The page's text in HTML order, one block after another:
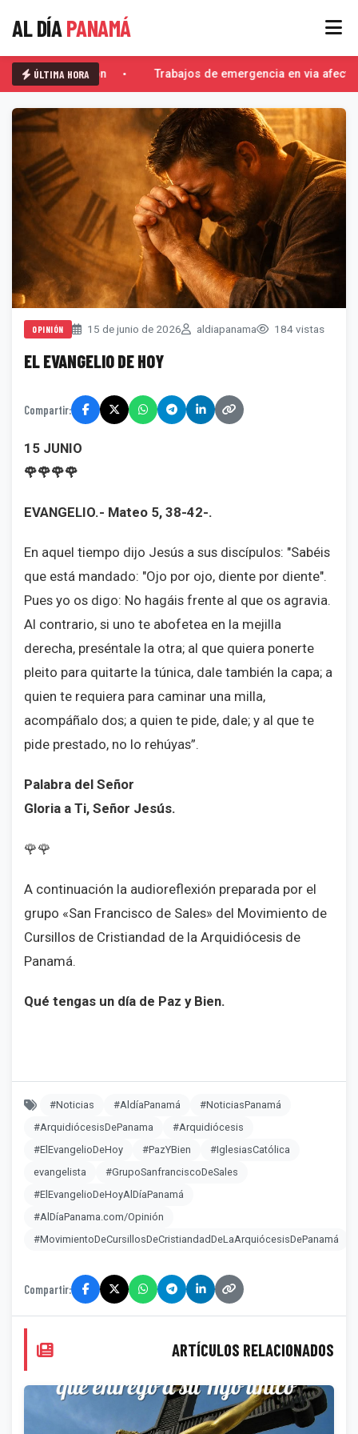
AL DÍAPANAMÁ
ÚLTIMA HORA
El Escorpión Trabajos de emergencia en via
OPINIÓN 15 de junio de 2026 aldiapanama 184 vistas
EL EVANGELIO DE HOY
Compartir:
15 JUNIO
🌹🌹🌹🌹
EVANGELIO.- Mateo 5, 38-42-.
En aquel tiempo dijo Jesús a sus discípulos: "Sabéis
que está mandado: "Ojo por ojo, diente por diente".
Pues yo os digo: No hagáis frente al que os agravia.
Al contrario, si uno te abofetea en la mejilla
derecha, preséntale la otra; al que quiera ponerte
pleito para quitarte la túnica, dale también la capa; a
quien te requiera para caminar una milla,
acompáñalo dos; a quien te pide, dale; y al que te
pide prestado, no lo rehúyas”.
Palabra del Señor
Gloria a Ti, Señor Jesús.
🌹🌹
A continuación la audioreflexión preparada por el
grupo «San Francisco de Sales» del Movimiento de
Cursillos de Cristiandad de la Arquidiócesis de
Panamá.
Qué tengas un día de Paz y Bien.
#Noticias #AldíaPanamá
#NoticiasPanamá
#ArquidiócesisDePanama
#Arquidiócesis
#ElEvangelioDeHoy
#PazYBien
#IglesiasCatólica
evangelista
#GrupoSanfranciscoDeSales
#ElEvangelioDeHoyAlDíaPanamá
#AlDíaPanama.com/Opinión
#MovimientoDeCursillosDeCristiandadDeLaArquiócesisDePanamá
Compartir:
ARTÍCULOS RELACIONADOS